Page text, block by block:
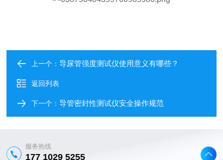
上一个：导尿管强度测试仪使用意义有哪些？
返回列表
下一个：导管密封性测试仪安全操作规范
服务热线
177 1029 5255